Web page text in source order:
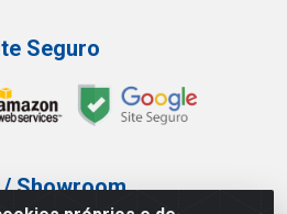
Seguro
Showroom